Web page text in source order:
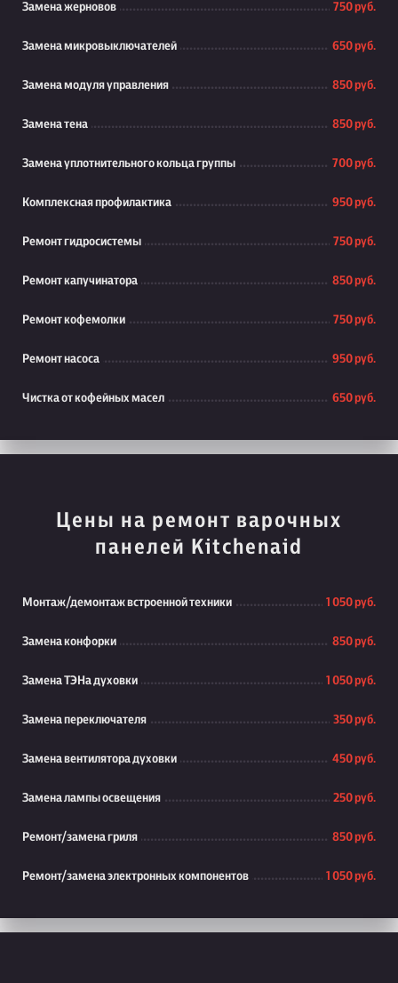
Замена жерновов 750 руб.
Замена микровыключателей 650 руб.
Замена модуля управления 850 руб.
Замена тена 850 руб.
Замена уплотнительного кольца группы 700 руб.
Комплексная профилактика 950 руб.
Ремонт гидросистемы 750 руб.
Ремонт капучинатора 850 руб.
Ремонт кофемолки 750 руб.
Ремонт насоса 950 руб.
Чистка от кофейных масел 650 руб.
Цены на ремонт варочных
панелей Kitchenaid
Монтаж/демонтаж встроенной техники 1 050 руб.
Замена конфорки 850 руб.
Замена ТЭНа духовки 1 050 руб.
Замена переключателя 350 руб.
Замена вентилятора духовки 450 руб.
Замена лампы освещения 250 руб.
Ремонт/замена гриля 850 руб.
Ремонт/замена электронных компонентов 1 050 руб.